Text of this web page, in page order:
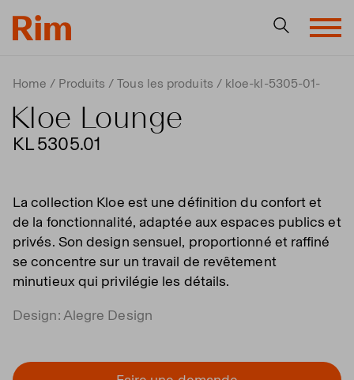
Home Produits Tous les produits kloe-kl-5305-01-
Kloe Lounge
KL 5305.01
La collection Kloe est une définition du confort et
de la fonctionnalité, adaptée aux espaces publics et
privés. Son design sensuel, proportionné et raffiné
se concentre sur un travail de revêtement
minutieux qui privilégie les détails.
Design: Alegre Design